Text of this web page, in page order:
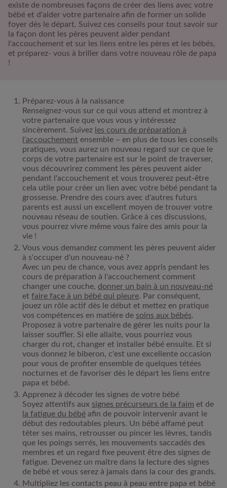
existe de nombreuses façons de créer des liens avec votre
bébé et d'aider votre partenaire afin de former un solide
foyer dès le départ. Suivez ces conseils pour tout savoir sur
la façon dont les pères peuvent aider pendant
l'accouchement et sur les liens entre les pères et les bébés,
et préparez- vous à briller dans votre nouveau rôle de papa
!
Préparez-vous à la naissance
Renseignez-vous sur ce qui vous attend et montrez à
votre partenaire que vous vous y intéressez
sincèrement. Suivez les cours de préparation à
l'accouchement ensemble – en plus de tous les conseils
pratiques, vous aurez un nouveau regard sur ce que le
corps de votre partenaire est sur le point de traverser,
vous découvrirez comment les pères peuvent aider
pendant l'accouchement et vous trouverez peut-être
cela utile pour créer un lien avec votre bébé pendant la
grossesse. Prendre des cours avec d'autres futurs
parents est aussi un excellent moyen de trouver votre
nouveau réseau de soutien. Grâce à ces discussions,
vous pourrez vivre même vous faire des amis pour la
vie !
Vous vous demandez comment les pères peuvent aider
à s'occuper d'un nouveau-né ?
Avec un peu de chance, vous avez appris pendant les
cours de préparation à l'accouchement comment
changer une couche, donner un bain à un nouveau-né
et faire face à un bébé qui pleure. Par conséquent,
jouez un rôle actif dès le début et mettez en pratique
vos compétences en matière de soins aux bébés.
Proposez à votre partenaire de gérer les nuits pour la
laisser souffler. Si elle allaite, vous pourriez vous
charger du rot, changer et installer bébé ensuite. Et si
vous donnez le biberon, c'est une excellente occasion
pour vous de profiter ensemble de quelques tétées
nocturnes et de favoriser dès le départ les liens entre
papa et bébé.
Apprenez à décoder les signes de votre bébé
Soyez attentifs aux signes précurseurs de la faim et de
la fatigue du bébé afin de pouvoir intervenir avant le
début des redoutables pleurs. Un bébé affamé peut
téter ses mains, retrousser ou pincer les lèvres, tandis
que les poings serrés, les mouvements saccadés des
membres et un regard fixe peuvent être des signes de
fatigue. Devenez un maître dans la lecture des signes
de bébé et vous serez à jamais dans la cour des grands.
Multipliez les contacts peau à peau entre papa et bébé